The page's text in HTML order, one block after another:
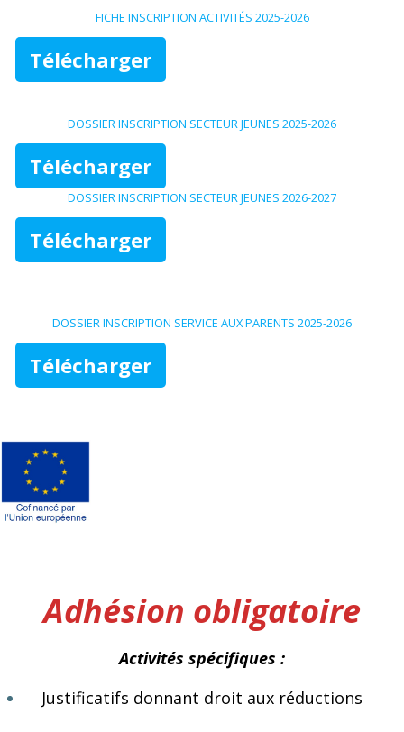
FICHE INSCRIPTION ACTIVITÉS 2025-2026
Télécharger
DOSSIER INSCRIPTION SECTEUR JEUNES 2025-2026
Télécharger
DOSSIER INSCRIPTION SECTEUR JEUNES 2026-2027
Télécharger
DOSSIER INSCRIPTION SERVICE AUX PARENTS 2025-2026
Télécharger
Adhésion obligatoire
Activités spécifiques :
Justificatifs donnant droit aux réductions